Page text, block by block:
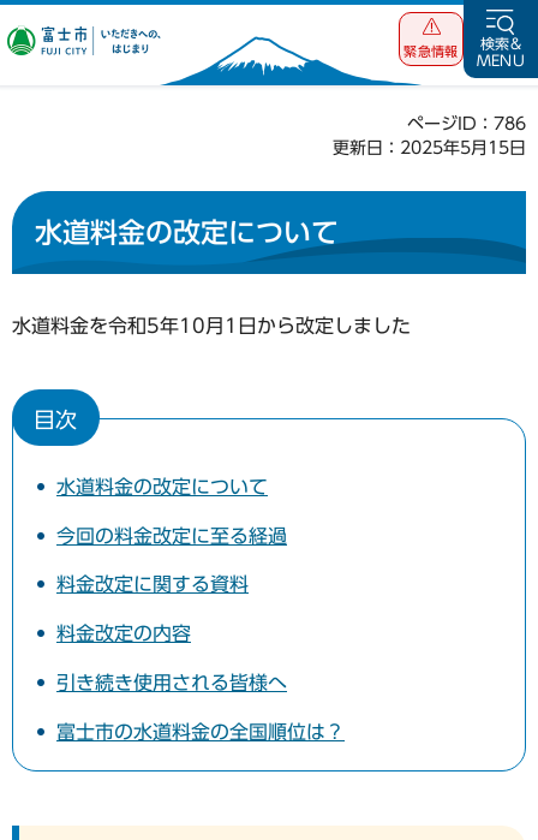
富士市 いただ
緊急情報
検索&
MENU
ページID：786
更新日：2025年5月15日
水道料金の改定について
水道料金を令和5年10月1日から改定しました
目次
水道料金の改定について
今回の料金改定に至る経過
料金改定に関する資料
料金改定の内容
引き続き使用される皆様へ
富士市の水道料金の全国順位は？